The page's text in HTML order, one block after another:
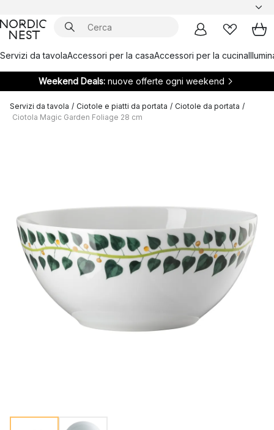
Servizi da tavolaAccessori per la casaAccessori per la cucina
Weekend Deals: nuove offerte ogni weekend
Servizi da tavola / Ciotole e piatti da portata / Ciotole da portata /
Ciotola Magic Garden Foliage 28 cm